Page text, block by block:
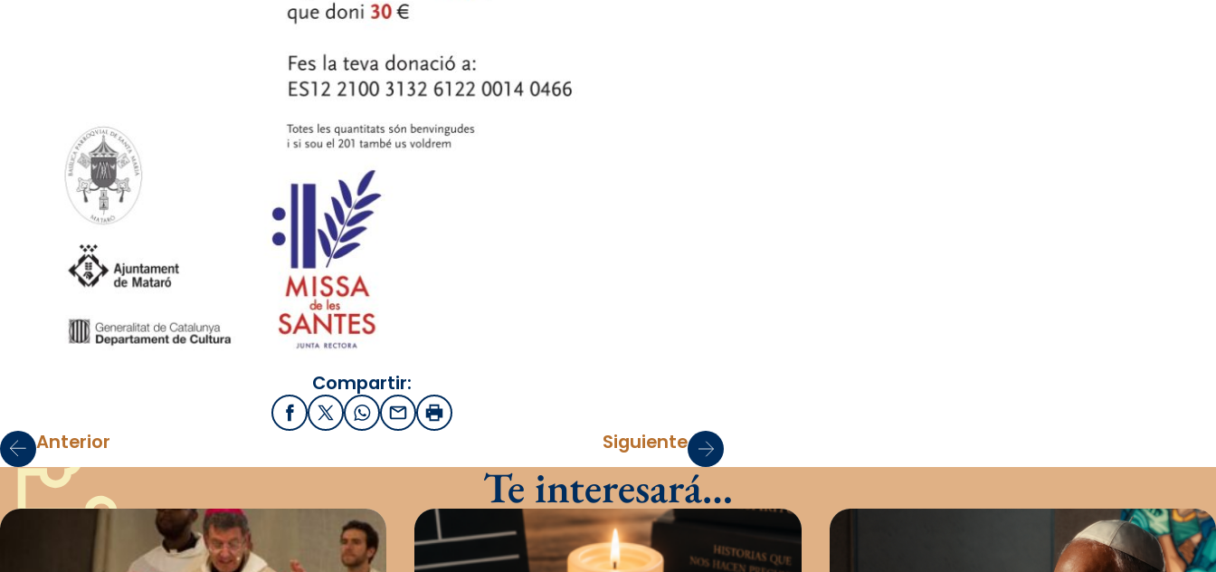
Compartir:
FacebookX / Twitter
WhatsApp
EmailImprimir
Anterior Siguiente
Te interesará…